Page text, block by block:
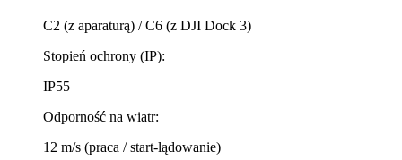
C2 (z aparaturą) / C6 (z DJI Dock 3)
Stopień ochrony (IP):
IP55
Odporność na wiatr:
12 m/s (praca / start-lądowanie)